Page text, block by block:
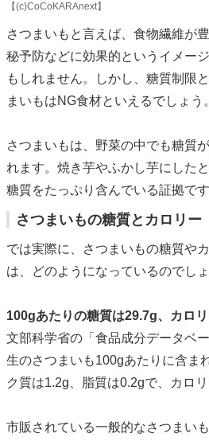
【(c)CoCoKARAnext】
さつまいもと言えば、食物繊維が
秘予防などに効果的というイメー
もしれません。しかし、糖質制限
まいもはNG食材といえるでしょう。
さつまいもは、野菜の中でも糖質
れます。焼き芋やふかし芋にした
糖質をたっぷり含んでいる証拠です
さつまいもの糖質とカロリー
では実際に、さつまいもの糖質や
は、どのようになっているのでしょ
100gあたりの糖質は29.7g、カロ
文部科学省の「食品成分データベ
生のさつまいも100gあたりに含ま
ク質は1.2g、脂質は0.2gで、カロ
市販されている一般的なさつまい